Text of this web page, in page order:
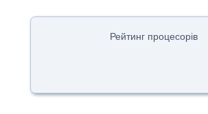
Рейтинг процесорів